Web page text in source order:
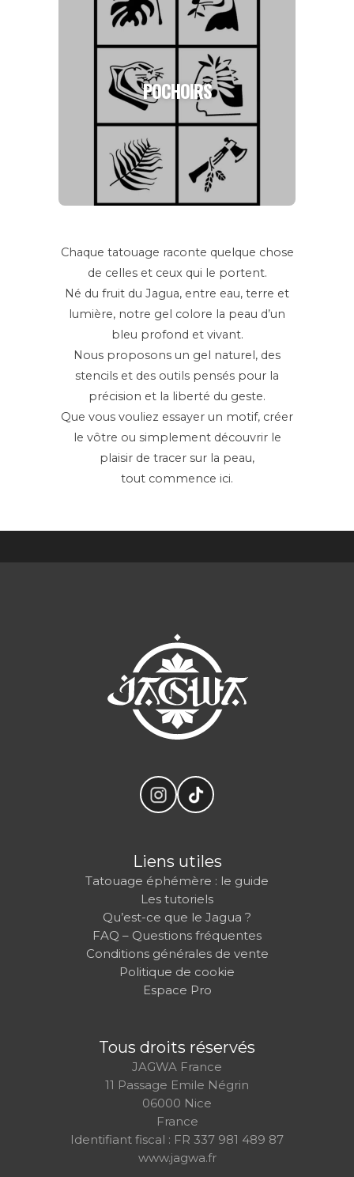
POCHOIRS
Chaque tatouage raconte quelque chose
de celles et ceux qui le portent.
Né du fruit du Jagua, entre eau, terre et
lumière, notre gel colore la peau d’un
bleu profond et vivant.
Nous proposons un gel naturel, des
stencils et des outils pensés pour la
précision et la liberté du geste.
Que vous vouliez essayer un motif, créer
le vôtre ou simplement découvrir le
plaisir de tracer sur la peau,
tout commence ici.
Liens utiles
Tatouage éphémère : le guide
Les tutoriels
Qu’est-ce que le Jagua ?
FAQ – Questions fréquentes
Conditions générales de vente
Politique de cookie
Espace Pro
Tous droits réservés
JAGWA France
11 Passage Emile Négrin
06000 Nice
France
Identifiant fiscal : FR 337 981 489 87
www.jagwa.fr